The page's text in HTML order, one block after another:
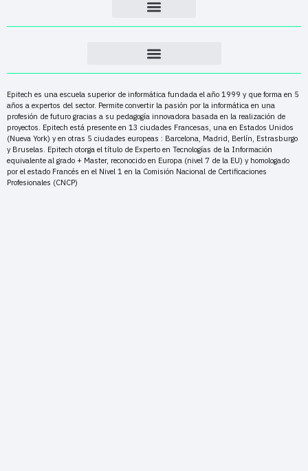
Epitech es una escuela superior de informática fundada el año 1999 y que forma en 5
años a expertos del sector. Permite convertir la pasión por la informática en una
profesión de futuro gracias a su pedagogía innovadora basada en la realización de
proyectos. Epitech está presente en 13 ciudades Francesas, una en Estados Unidos
(Nueva York) y en otras 5 ciudades europeas : Barcelona, Madrid, Berlín, Estrasburgo
y Bruselas. Epitech otorga el título de Experto en Tecnologías de la Información
equivalente al grado + Master, reconocido en Europa (nivel 7 de la EU) y homologado
por el estado Francés en el Nivel 1 en la Comisión Nacional de Certificaciones
Profesionales (CNCP)